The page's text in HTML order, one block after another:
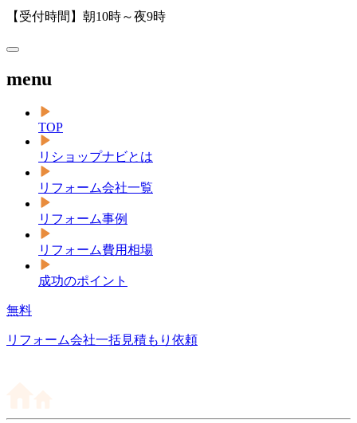
【受付時間】朝10時～夜9時
menu
TOP
リショップナビとは
リフォーム会社一覧
リフォーム事例
リフォーム費用相場
成功のポイント
無料
リフォーム会社一括見積もり依頼